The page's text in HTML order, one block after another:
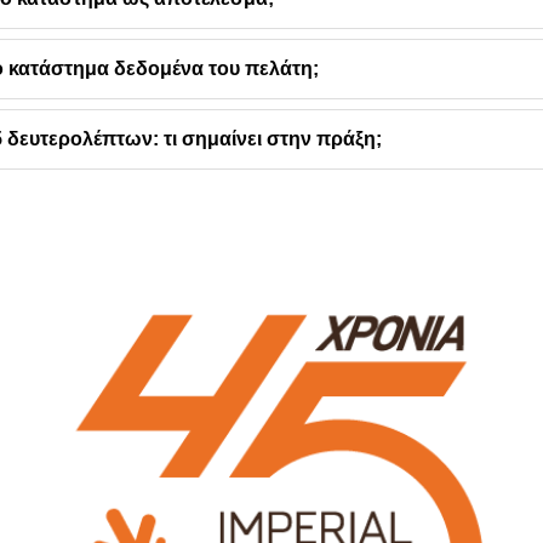
κατάστημα δεδομένα του πελάτη;
τι σημαίνει στην πράξη;